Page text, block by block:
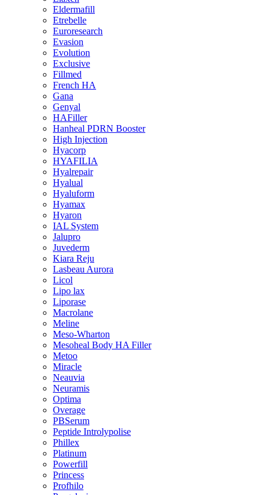
Eldermafill
Etrebelle
Euroresearch
Evasion
Evolution
Exclusive
Fillmed
French HA
Gana
Genyal
HAFiller
Hanheal PDRN Booster
High Injection
Hyacorp
HYAFILIA
Hyalrepair
Hyalual
Hyaluform
Hyamax
Hyaron
IAL System
Jalupro
Juvederm
Kiara Reju
Lasbeau Aurora
Licol
Lipo lax
Liporase
Macrolane
Meline
Meso-Wharton
Mesoheal Body HA Filler
Metoo
Miracle
Neauvia
Neuramis
Optima
Overage
PBSerum
Peptide Introlypolise
Phillex
Platinum
Powerfill
Princess
Profhilo